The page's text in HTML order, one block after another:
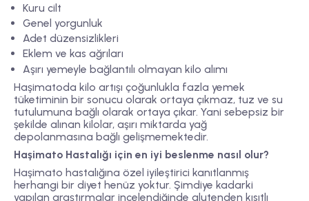
Kuru cilt
Genel yorgunluk
Adet düzensizlikleri
Eklem ve kas ağrıları
Aşırı yemeyle bağlantılı olmayan kilo alımı
Haşimatoda kilo artışı çoğunlukla fazla yemek
tüketiminin bir sonucu olarak ortaya çıkmaz, tuz ve su
tutulumuna bağlı olarak ortaya çıkar. Yani sebepsiz bir
şekilde alınan kilolar, aşırı miktarda yağ
depolanmasına bağlı gelişmemektedir.
Haşimato Hastalığı için en iyi beslenme nasıl olur?
Haşimato hastalığına özel iyileştirici kanıtlanmış
herhangi bir diyet henüz yoktur. Şimdiye kadarki
yapılan araştırmalar incelendiğinde glutenden kısıtlı